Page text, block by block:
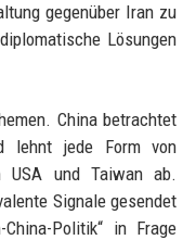
gegenüber Iran zu
Lösungen
China betrachtet
lehnt jede Form von
USA und Taiwan ab.
Signale gesendet
Politik“ in Frage